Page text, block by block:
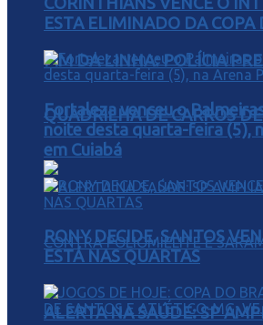
FIM DA LINHA: POLÍCIA
QUADRILHA DE CARROS
ALERTA NA SAÚDE: SP
ESTA ELIMINADO DA COPA
Fortaleza venceu o
noite desta quarta-feira (5),
em Cuiabá
RONY DECIDE, SANTOS
ESTÁ NAS QUARTAS